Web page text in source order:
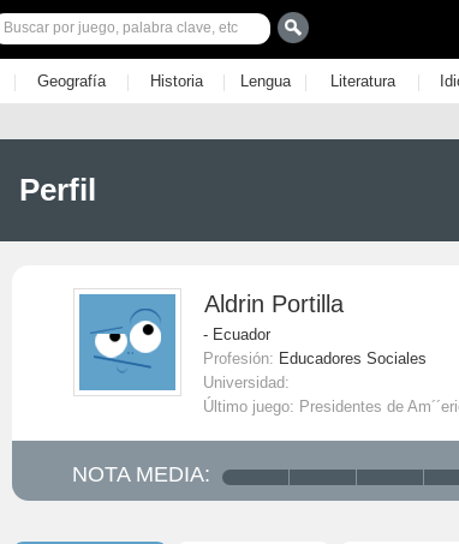
| Geografía | Historia | Lengua | Literatura |
Perfil
Aldrin Portilla
- Ecuador
Profesión: Educadores Sociales
Universidad:
Último juego: Presidentes de
NOTA MEDIA: